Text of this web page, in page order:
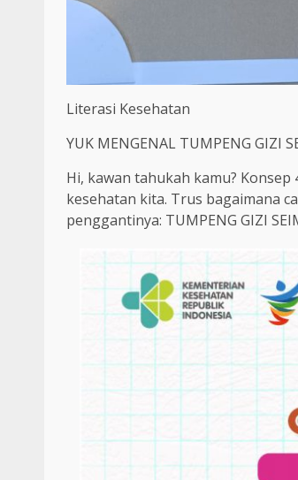
Literasi Kesehatan
YUK MENGENAL TUMPENG GIZI
Hi, kawan tahukah kamu?
kesehatan kita. Trus bagaimana
penggantinya: TUMPENG GIZI